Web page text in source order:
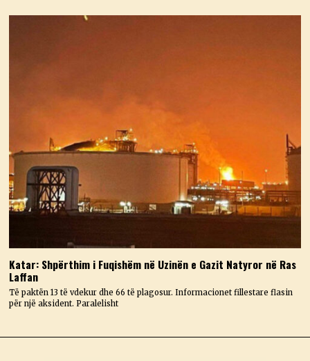
Katar: Shpërthim i Fuqishëm në Uzinën e Gazit Natyror në Ras
Laffan
Të paktën 13 të vdekur dhe 66 të plagosur. Informacionet fillestare flasin
për një aksident. Paralelisht